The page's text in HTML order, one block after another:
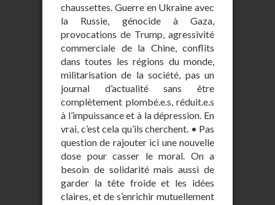
chaussettes. Guerre en Ukraine avec
la Russie, génocide à Gaza,
provocations de Trump, agressivité
commerciale de la Chine, conflits
dans toutes les régions du monde,
militarisation de la société, pas un
journal d’actualité sans être
complètement plombé.e.s, réduit.e.s
à l’impuissance et à la dépression. En
vrai, c’est cela qu’ils cherchent. • Pas
question de rajouter ici une nouvelle
dose pour casser le moral. On a
besoin de solidarité mais aussi de
garder la tête froide et les idées
claires, et de s’enrichir mutuellement